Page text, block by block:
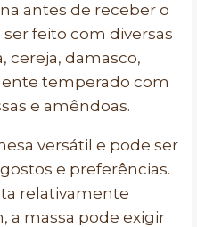
antes de receber o
feito com diversas
cereja, damasco,
temperado com
e amêndoas.
versátil e pode ser
e preferências.
relativamente
a massa pode exigir